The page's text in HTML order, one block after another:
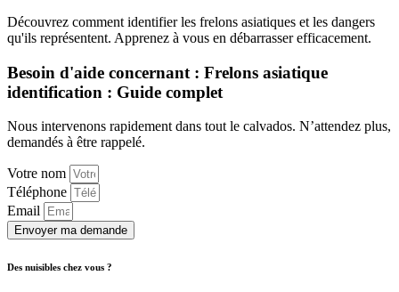
Découvrez comment identifier les frelons asiatiques et les dangers
qu'ils représentent. Apprenez à vous en débarrasser efficacement.
Besoin d'aide concernant : Frelons asiatique
identification : Guide complet
Nous intervenons rapidement dans tout le calvados. N’attendez plus,
demandés à être rappelé.
Votre nom
Téléphone
Email
Envoyer ma demande
Des nuisibles chez vous ?